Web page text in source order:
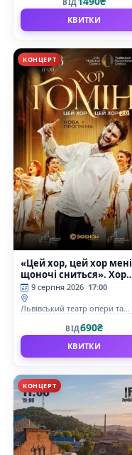
ВІД
КВИТКИ
КОНЦЕРТ
«Цей хор, цей хор мені
щоночі сниться». Хор
«Гомін»
9 серпня 2026 17:00
Львівський театр опери та
ВІД690₴
КВИТКИ
КОНЦЕРТ